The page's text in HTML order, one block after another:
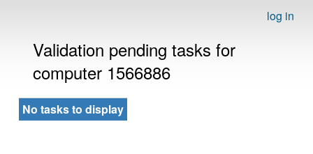
log in
Validation pending tasks for
computer 1566886
No tasks to display